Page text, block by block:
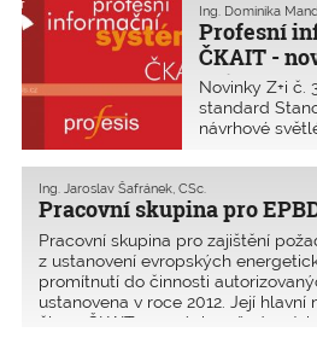
Profesní
ČKAIT -
2018
Ing. Dominika
Novinky Z+i č.
standard
návrhové
ochrana
Metodiky MŽP
suchých
Pracovní skupina pro
Ing. Jaroslav Šafránek, CSc.
Pracovní skupina pro zajištění
z ustanovení evropských
promítnutí do činnosti
ustanovena v roce 2012. Její
členy ČKAIT o nových